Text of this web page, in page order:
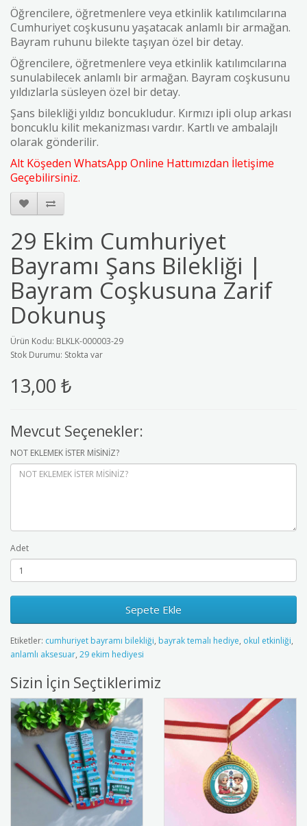
Öğrencilere, öğretmenlere veya etkinlik katılımcılarına
Cumhuriyet coşkusunu yaşatacak anlamlı bir armağan.
Bayram ruhunu bilekte taşıyan özel bir detay.
Öğrencilere, öğretmenlere veya etkinlik katılımcılarına
sunulabilecek anlamlı bir armağan. Bayram coşkusunu
yıldızlarla süsleyen özel bir detay.
Şans bilekliği yıldız boncukludur. Kırmızı ipli olup arkası
boncuklu kilit mekanizması vardır. Kartlı ve ambalajlı
olarak gönderilir.
Alt Köşeden WhatsApp Online Hattımızdan İletişime
Geçebilirsiniz.
29 Ekim Cumhuriyet
Bayramı Şans Bilekliği |
Bayram Coşkusuna Zarif
Dokunuş
Ürün Kodu: BLKLK-000003-29
Stok Durumu: Stokta var
13,00 ₺
Mevcut Seçenekler:
NOT EKLEMEK İSTER MİSİNİZ?
Adet
Sepete Ekle
Etiketler: cumhuriyet bayramı bilekliği, bayrak temalı hediye, okul etkinliği,
anlamlı aksesuar, 29 ekim hediyesi
Sizin İçin Seçtiklerimiz